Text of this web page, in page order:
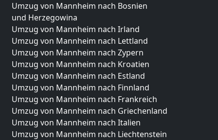
Umzug von Mannheim nach Bosnien
und Herzegowina
Umzug von Mannheim nach Irland
Umzug von Mannheim nach Lettland
Umzug von Mannheim nach Zypern
Umzug von Mannheim nach Kroatien
Umzug von Mannheim nach Estland
Umzug von Mannheim nach Finnland
Umzug von Mannheim nach Frankreich
Umzug von Mannheim nach Griechenland
Umzug von Mannheim nach Italien
Umzug von Mannheim nach Liechtenstein